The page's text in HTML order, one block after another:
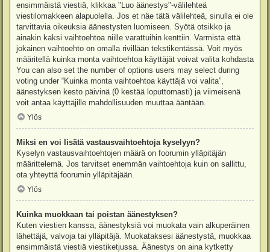
ensimmäistä viestiä, klikkaa "Luo äänestys"-välilehteä
viestilomakkeen alapuolella. Jos et näe tätä välilehteä, sinulla ei ole
tarvittavia oikeuksia äänestysten luomiseen. Syötä otsikko ja
ainakin kaksi vaihtoehtoa niille varattuihin kenttiin. Varmista että
jokainen vaihtoehto on omalla rivillään tekstikentässä. Voit myös
määritellä kuinka monta vaihtoehtoa käyttäjät voivat valita kohdasta
You can also set the number of options users may select during
voting under “Kuinka monta vaihtoehtoa käyttäjä voi valita”,
äänestyksen kesto päivinä (0 kestää loputtomasti) ja viimeisenä
voit antaa käyttäjille mahdollisuuden muuttaa ääntään.
Ylös
Miksi en voi lisätä vastausvaihtoehtoja kyselyyn?
Kyselyn vastausvaihtoehtojen määrä on foorumin ylläpitäjän
määrittelemä. Jos tarvitset enemmän vaihtoehtoja kuin on sallittu,
ota yhteyttä foorumin ylläpitäjään.
Ylös
Kuinka muokkaan tai poistan äänestyksen?
Kuten viestien kanssa, äänestyksiä voi muokata vain alkuperäinen
lähettäjä, valvoja tai ylläpitäjä. Muokataksesi äänestystä, muokkaa
ensimmäistä viestiä viestiketjussa. Äänestys on aina kytketty